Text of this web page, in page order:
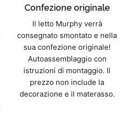
Confezione originale
Il letto Murphy verrà
consegnato smontato e nella
sua confezione originale!
Autoassemblaggio con
istruzioni di montaggio. Il
prezzo non include la
decorazione e il materasso.